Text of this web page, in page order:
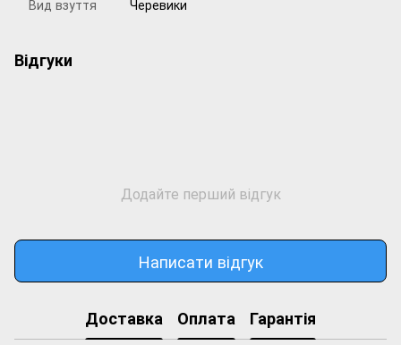
Вид взуття Черевики
Відгуки
Додайте перший відгук
Написати відгук
Доставка Оплата Гарантія